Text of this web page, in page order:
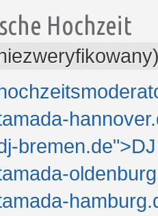
Hochzeit
bremen.de">DJ